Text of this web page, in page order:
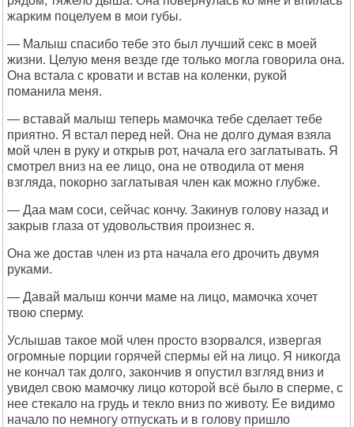
жарким поцелуем в мои губы.
— Малыш спасибо тебе это был лучший секс в моей
жизни. Целую меня везде где только могла говорила она.
Она встала с кровати и встав на коленки, рукой
поманила меня.
— вставай малыш теперь мамочка тебе сделает тебе
приятно. Я встал перед ней. Она не долго думая взяла
мой член в руку и открыв рот, начала его заглатывать. Я
смотрел вниз на ее лицо, она не отводила от меня
взгляда, покорно заглатывая член как можно глубже.
— Даа мам соси, сейчас кончу. Закинув голову назад и
закрыв глаза от удовольствия произнес я.
Она же достав член из рта начала его дрочить двумя
руками.
— Давай малыш кончи маме на лицо, мамочка хочет
твою сперму.
Услышав такое мой член просто взорвался, извергая
огромные порции горячей спермы ей на лицо. Я никогда
не кончал так долго, закончив я опустил взгляд вниз и
увидел свою мамочку лицо которой всё было в сперме, с
нее стекало на грудь и текло вниз по животу. Ее видимо
начало по немногу отпускать и в голову пришло